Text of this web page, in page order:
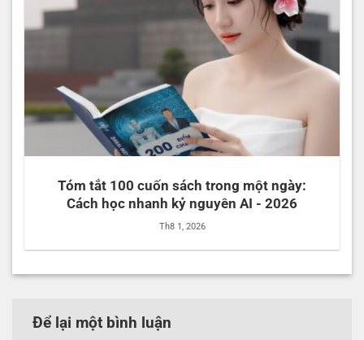
Tóm tắt 100 cuốn sách trong một ngày:
Cách học nhanh kỷ nguyên AI - 2026
Th8 1, 2026
Để lại một bình luận